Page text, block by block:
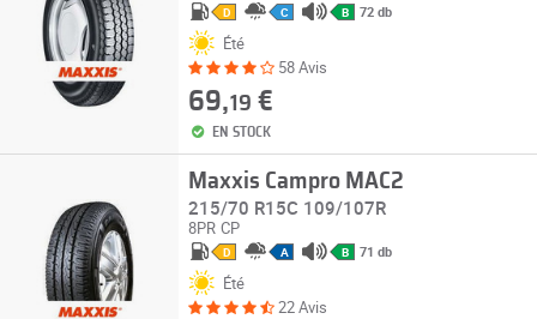
D C B 72 db
Été
58 Avis
69,19 €
EN STOCK
Maxxis Campro MAC2
215/70 R15C 109/107R
8PR CP
D A B 71 db
Été
22 Avis